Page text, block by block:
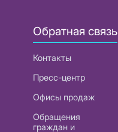
Обратная связь
Контакты
Пресс-центр
Офисы продаж
Обращения
граждан и